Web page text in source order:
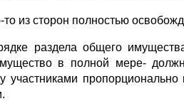
из сторон полностью
раздела общего
в полной мере-